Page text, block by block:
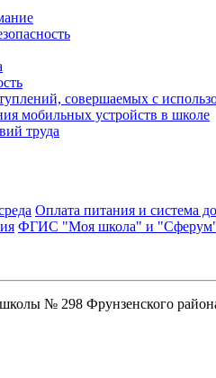
совершаемых с
мобильных устройств в школе
труда
Оплата питания и система
ФГИС "Моя школа" и
№ 298 Фрунзенского